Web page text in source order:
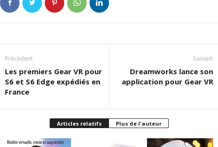
Précédent
Les premiers Gear VR pour
S6 et S6 Edge expédiés en
France
Suivant
Dreamworks lance son
application pour Gear VR
Articles relatifs Plus de l'auteur